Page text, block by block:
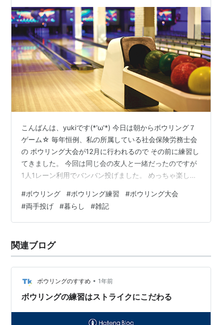
こんばんは、yukiです(*'ω'*) 今日は朝からボウリング７
ゲーム☆ 毎年恒例、私の所属している社会保険労務士会
の ボウリング大会が12月に行われるので その前に練習し
てきました。 今回は同じ会の友人と一緒だったのですが
1人1レーン利用でバンバン投げました。 めっちゃ楽しい
がら 意外とやっていません(^^;) 先日の健康診断で視力が
悪かったので 今日のボウリングの調子によっては コンタ
クトを買い直そうかなと思っていました。 １ピン、２ピ
りませんが 目がよく見えないと、微妙にとれ…
#ボウリング #ボウリング練習 #ボウリング大会
#両手投げ #暮らし #雑記
関連ブログ
ボウリングのすすめ • 1年前
ボウリングの練習はストライクにこだわる